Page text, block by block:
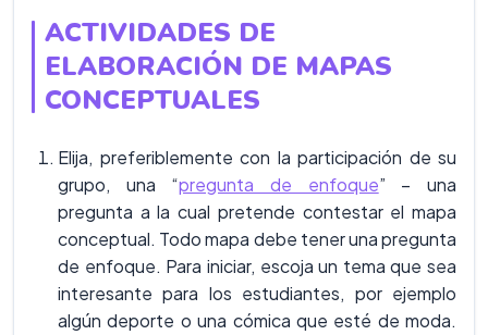
ACTIVIDADES DE
ELABORACIÓN DE MAPAS
CONCEPTUALES
Elija, preferiblemente con la participación de su
grupo, una “pregunta de enfoque” – una
pregunta a la cual pretende contestar el mapa
conceptual. Todo mapa debe tener una pregunta
de enfoque. Para iniciar, escoja un tema que sea
interesante para los estudiantes, por ejemplo
algún deporte o una cómica que esté de moda.